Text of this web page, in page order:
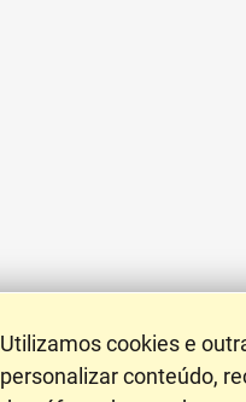
Utilizamos cookies e
personalizar conteúdo,